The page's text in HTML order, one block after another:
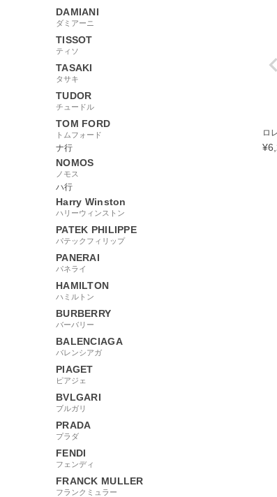
DAMIANI
ダミアーニ
TISSOT
ティソ
TASAKI
タサキ
TUDOR
チュードル
TOM FORD
トムフォード
ナ行
NOMOS
ノモス
ハ行
Harry Winston
ハリーウィンストン
PATEK PHILIPPE
パテックフィリップ
PANERAI
パネライ
HAMILTON
ハミルトン
BURBERRY
バーバリー
BALENCIAGA
バレンシアガ
PIAGET
ピアジェ
BVLGARI
ブルガリ
PRADA
プラダ
FENDI
フェンディ
FRANCK MULLER
フランクミュラー
ロ
¥